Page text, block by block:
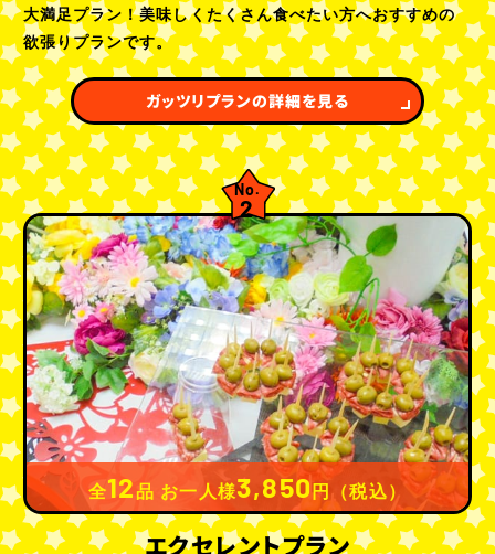
大満足プラン！美味しくたくさん食べたい方へおすすめの
欲張りプランです。
ガッツリプランの詳細を見る
No.
2
全12品 お一人様3,850円（税込）
エクセレントプラン